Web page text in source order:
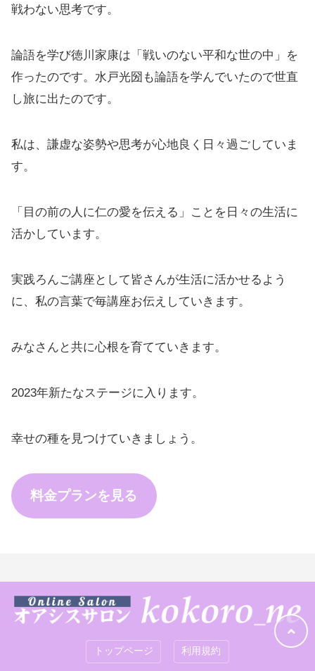
戦わない思考です。
論語を学び徳川家康は「戦いのない平和な世の中」を
作ったのです。水戸光圀も論語を学んでいたので世直
し旅に出たのです。
私は、謙虚な姿勢や思考が心地良く日々過ごしていま
す。
「目の前の人に仁の愛を伝える」ことを日々の生活に
活かしています。
実践ろんご講座として皆さんが生活に活かせるよう
に、私の言葉で毎講座お伝えしていきます。
みなさんと共に心根を育てていきます。
2023年新たなステージに入ります。
幸せの種を見つけていきましょう。
料金プランを見る
トップページ 利用規約